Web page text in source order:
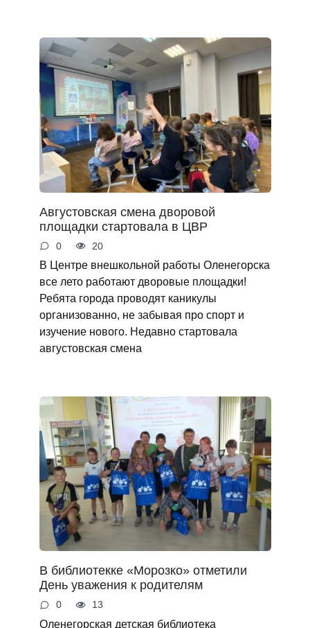
Августовская смена дворовой
площадки стартовала в ЦВР
0 20
В Центре внешкольной работы Оленегорска
все лето работают дворовые площадки!
Ребята города проводят каникулы
организованно, не забывая про спорт и
изучение нового. Недавно стартовала
августовская смена
В библиотекке «Морозко» отметили
День уважения к родителям
0 13
Оленегорская детская библиотека